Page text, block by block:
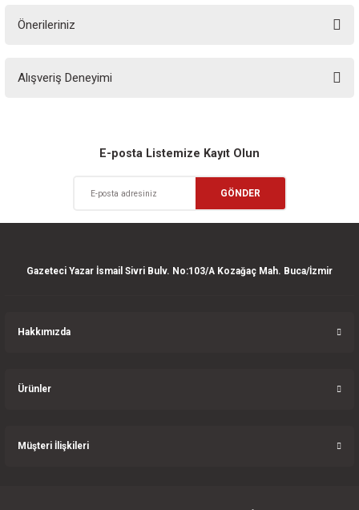
Önerileriniz
yetersiz gördüğünüz noktaları öneri formunu kullanarak tarafımıza
Ürün resmi kalitesiz, bozuk veya görüntülenemiyor.
Ürün açıklamasında eksik bilgiler bulunuyor.
Ürün bilgilerinde hatalar bulunuyor.
Ürün fiyatı diğer sitelerden daha pahalı.
Alışveriş Deneyimi
Deneyimini Paylaş
E-posta Listemize Kayıt Olun
GÖNDER
Gazeteci Yazar İsmail Sivri Bulv. No:103/A Kozağaç Mah. Buca/İzmir
Hakkımızda
Ürünler
Müşteri İlişkileri